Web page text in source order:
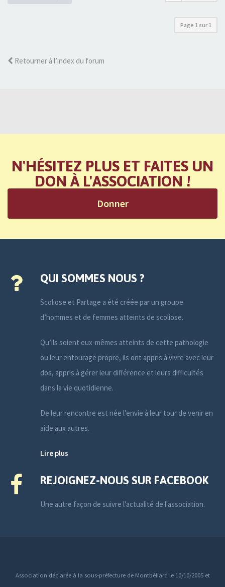
Page 1 sur1
Retourner à l’index du forum
N'HÉSITEZ PLUS ET FAITES UN
DON À L'ASSOCIATION !
Donner
QUI SOMMES NOUS ?
Scoliose et Partage a été créée par un groupe
d’hommes et de femmes atteints de scoliose.
Qu’ils soient eux-mêmes atteints de cette pathologie
ou leur entourage propre, ils ont appris à vivre avec leur
dos, appris à gérer leur différence et leurs difficultés
dans la vie quotidienne.
De leur rencontre est née l’envie à leur tour de venir en
aide aux autres.
Lire plus
REJOIGNEZ-NOUS SUR FACEBOOK
Une autre façon de suivre l'actualité de l'association.
Association déclarée à la sous-préfecture de Montbéliard le 10/10/2005 et